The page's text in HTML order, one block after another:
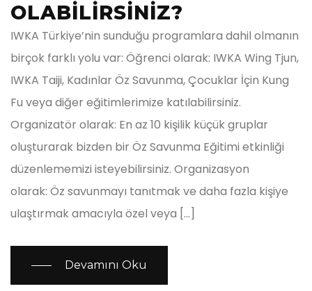
OLABİLİRSİNİZ?
IWKA Türkiye’nin sunduğu programlara dahil olmanın
birçok farklı yolu var: Öğrenci olarak: IWKA Wing Tjun,
IWKA Taiji, Kadınlar Öz Savunma, Çocuklar İçin Kung
Fu veya diğer eğitimlerimize katılabilirsiniz.
Organizatör olarak: En az 10 kişilik küçük gruplar
oluşturarak bizden bir Öz Savunma Eğitimi etkinliği
düzenlememizi isteyebilirsiniz. Organizasyon
olarak: Öz savunmayı tanıtmak ve daha fazla kişiye
ulaştırmak amacıyla özel veya […]
Devamını Oku